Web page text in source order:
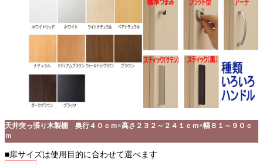
天井突っ張り木製棚 奥行４０ｃｍ×高さ２３２～２４１ｃｍ×幅８１～９０ｃ
ｍ
■扉サイズは使用目的に合わせて選べます